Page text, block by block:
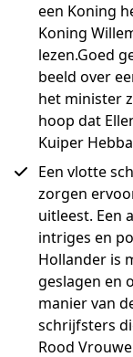
een Koning
Koning
lezen.Goed
beeld over
het minister
hoop dat
Kuiper
Een vlotte
zorgen
uitleest. Een
intriges en
Hollander is
geslagen en
manier van
schrijfsters
Rood